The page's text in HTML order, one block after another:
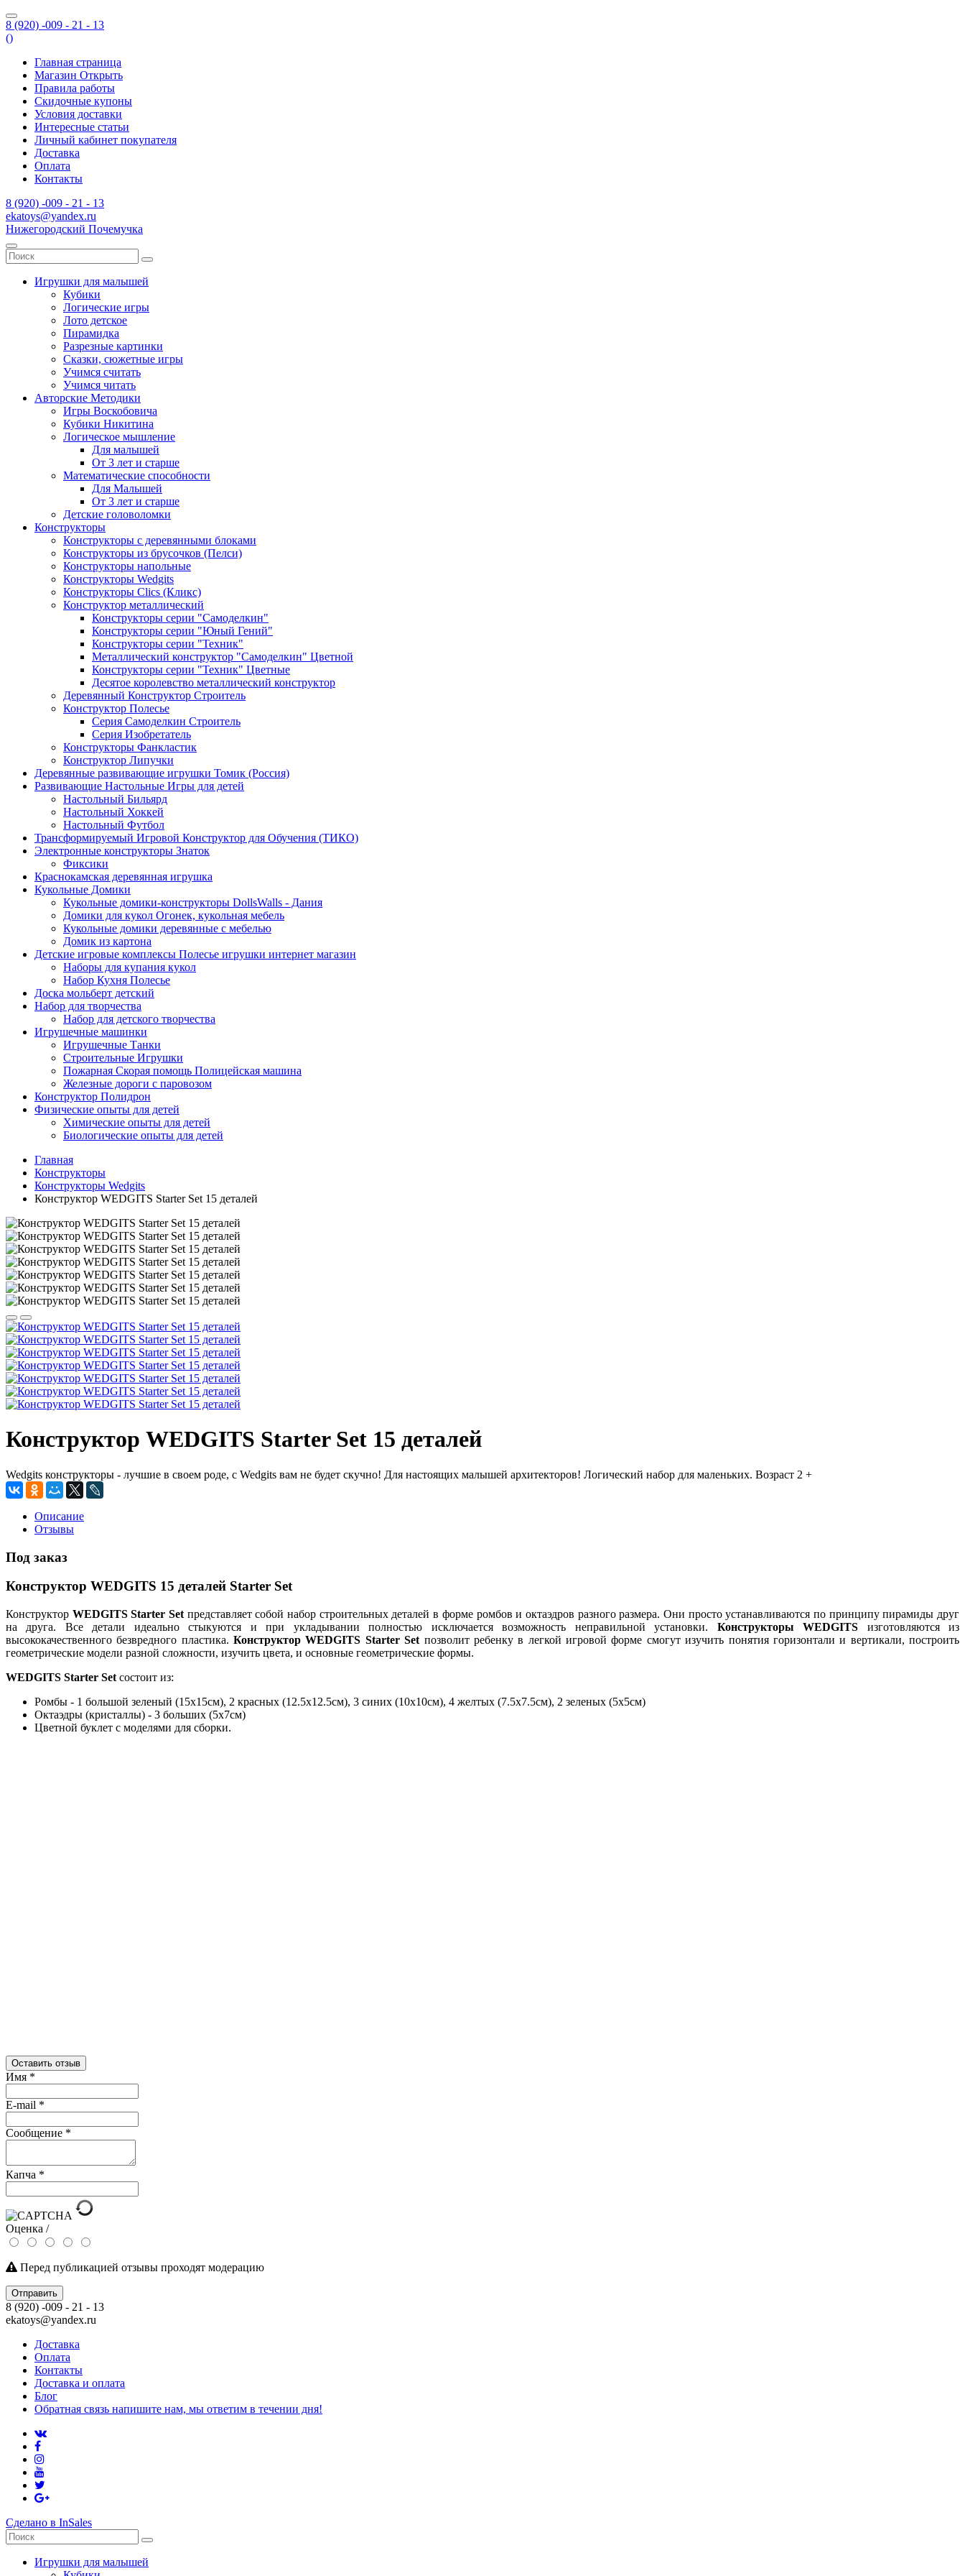
8 (920) -009 - 21 - 13
()
Главная страница
Магазин Открыть
Правила работы
Скидочные купоны
Условия доставки
Интересные статьи
Личный кабинет покупателя
Доставка
Оплата
Контакты
8 (920) -009 - 21 - 13
ekatoys@yandex.ru
Нижегородский Почемучка
Игрушки для малышей
Кубики
Логические игры
Лото детское
Пирамидка
Разрезные картинки
Сказки, сюжетные игры
Учимся считать
Учимся читать
Авторские Методики
Игры Воскобовича
Кубики Никитина
Логическое мышление
Для малышей
От 3 лет и старше
Математические способности
Для Малышей
От 3 лет и старше
Детские головоломки
Конструкторы
Конструкторы с деревянными блоками
Конструкторы из брусочков (Пелси)
Конструкторы напольные
Конструкторы Wedgits
Конструкторы Clics (Кликс)
Конструктор металлический
Конструкторы серии "Самоделкин"
Конструкторы серии "Юный Гений"
Конструкторы серии "Техник"
Металлический конструктор "Самоделкин" Цветной
Конструкторы серии "Техник" Цветные
Десятое королевство металлический конструктор
Деревянный Конструктор Строитель
Конструктор Полесье
Серия Самоделкин Строитель
Серия Изобретатель
Конструкторы Фанкластик
Конструктор Липучки
Деревянные развивающие игрушки Томик (Россия)
Развивающие Настольные Игры для детей
Настольный Бильярд
Настольный Хоккей
Настольный Футбол
Трансформируемый Игровой Конструктор для Обучения (ТИКО)
Электронные конструкторы Знаток
Фиксики
Краснокамская деревянная игрушка
Кукольные Домики
Кукольные домики-конструкторы DollsWalls - Дания
Домики для кукол Огонек, кукольная мебель
Кукольные домики деревянные с мебелью
Домик из картона
Детские игровые комплексы Полесье игрушки интернет магазин
Наборы для купания кукол
Набор Кухня Полесье
Доска мольберт детский
Набор для творчества
Набор для детского творчества
Игрушечные машинки
Игрушечные Танки
Строительные Игрушки
Пожарная Скорая помощь Полицейская машина
Железные дороги с паровозом
Конструктор Полидрон
Физические опыты для детей
Химические опыты для детей
Биологические опыты для детей
Главная
Конструкторы
Конструкторы Wedgits
Конструктор WEDGITS Starter Set 15 деталей
Конструктор WEDGITS Starter Set 15 деталей
Wedgits конструкторы - лучшие в своем роде, с Wedgits вам не будет скучно! Для настоящих малышей архитекторов! Логический набор для маленьких. Возраст 2 +
Описание
Отзывы
Под заказ
Конструктор WEDGITS 15 деталей Starter Set
Конструктор WEDGITS Starter Set представляет собой набор строительных деталей в форме ромбов и октаэдров разного размера. Они просто устанавливаются по принципу пирамиды друг
на друга. Все детали идеально стыкуются и при укладывании полностью исключается возможность неправильной установки. Конструкторы WEDGITS изготовляются из
высококачественного безвредного пластика.Конструктор WEDGITS Starter Set позволит ребенку в легкой игровой форме смогут изучить понятия горизонтали и вертикали, построить
геометрические модели разной сложности, изучить цвета, и основные геометрические формы.
WEDGITS Starter Set состоит из:
Ромбы - 1 большой зеленый (15х15см), 2 красных (12.5х12.5см), 3 синих (10х10см), 4 желтых (7.5х7.5см), 2 зеленых (5х5см)
Октаэдры (кристаллы) - 3 больших (5х7см)
Цветной буклет с моделями для сборки.
Оставить отзыв
Имя *
E-mail *
Сообщение *
Капча *
Оценка /
Перед публикацией отзывы проходят модерацию
Отправить
8 (920) -009 - 21 - 13
ekatoys@yandex.ru
Доставка
Оплата
Контакты
Доставка и оплата
Блог
Обратная связь напишите нам, мы ответим в течении дня!
Сделано в InSales
Игрушки для малышей